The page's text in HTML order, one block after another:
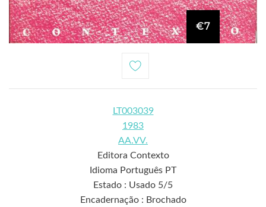
€7
LT003039
1983
AA.VV.
Editora Contexto
Idioma Português PT
Estado : Usado 5/5
Encadernação : Brochado